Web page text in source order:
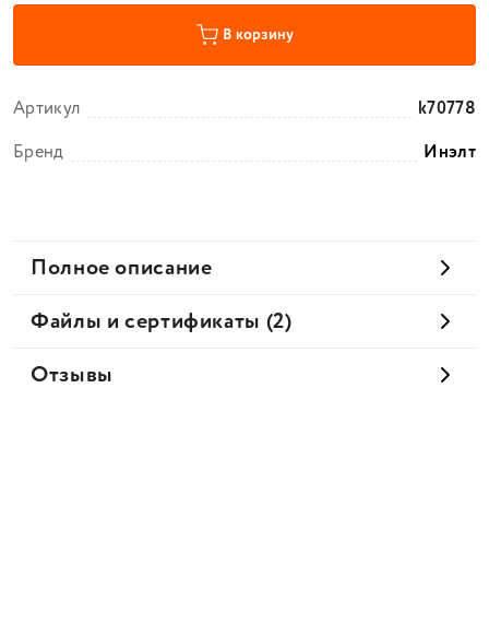
В корзину
Артикул
k70778
Бренд
Инэлт
Полное описание
Файлы и сертификаты (2)
Отзывы